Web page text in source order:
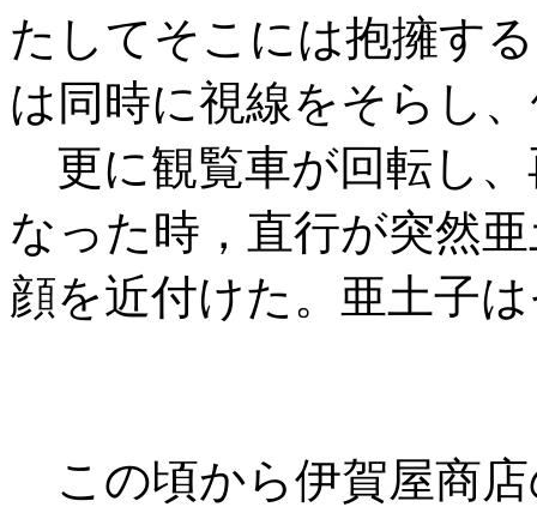
たしてそこには抱擁す
は同時に視線をそらし
更に観覧車が回転し
なった時，直行が突然
顔を近付けた。亜土子
この頃から伊賀屋商